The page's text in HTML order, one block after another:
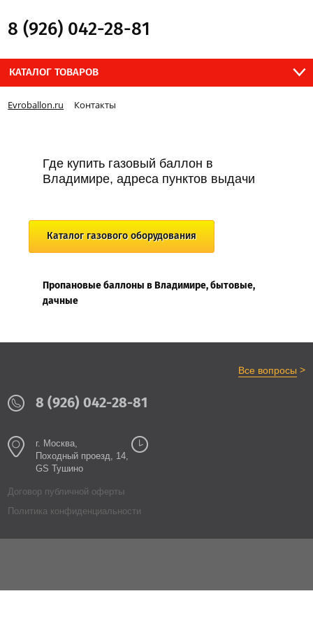
8 (926) 042-28-81
КАТАЛОГ ТОВАРОВ
Evroballon.ru Контакты
Каталог газового оборудования
Пропановые баллоны в Владимире, бытовые,
дачные
Где купить газовый баллон в
Владимире, адреса пунктов выдачи
Все вопросы >
8 (926) 042-28-81
г. Москва,
Походный проезд, 14,
GS Тушино
Договор публичной оферты
Политика конфиденциальности